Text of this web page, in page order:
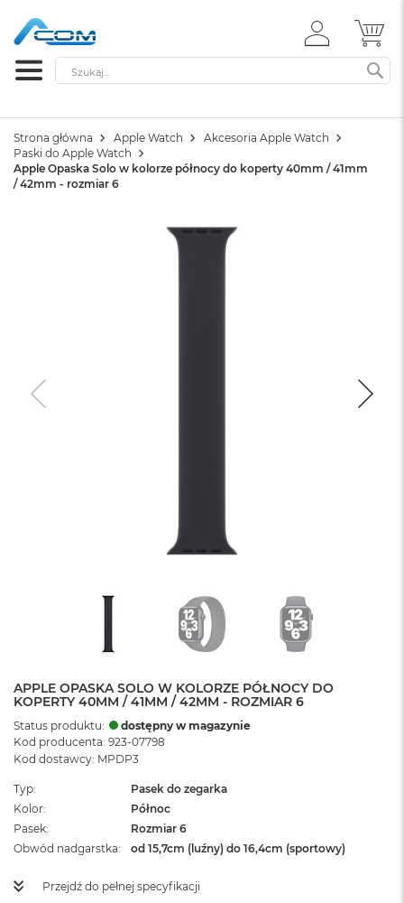
ZALOGUJ
SIĘ
Szukaj
Strona główna Apple Watch
Akcesoria Apple Watch
Paski do Apple Watch
Apple Opaska Solo w kolorze północy do koperty 40mm / 41mm
/ 42mm - rozmiar 6
APPLE OPASKA SOLO W KOLORZE PÓŁNOCY DO
KOPERTY 40MM / 41MM / 42MM - ROZMIAR 6
Status produktu:
dostępny w magazynie
Kod producenta: 923-07798
Kod dostawcy: MPDP3
Typ
Pasek do zegarka
Kolor
Północ
Pasek
Rozmiar 6
Obwód nadgarstka
od 15,7cm (luźny) do 16,4cm (sportowy)
Przejdź do pełnej specyfikacji